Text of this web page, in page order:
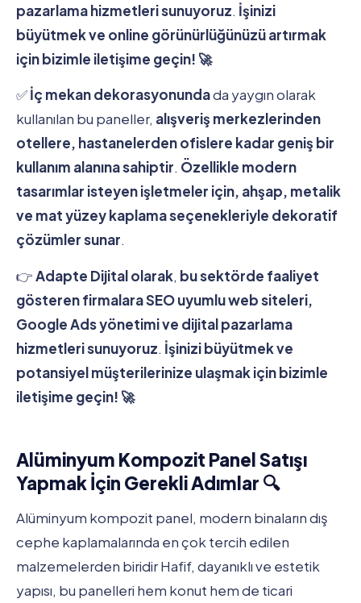
pazarlama hizmetleri sunuyoruz. İşinizi
büyütmek ve online görünürlüğünüzü artırmak
için bizimle iletişime geçin! 🚀
✅İç mekan dekorasyonundada yaygın olarak
kullanılan bu paneller, alışveriş merkezlerinden
otellere, hastanelerden ofislere kadar geniş bir
kullanım alanına sahiptir. Özellikle modern
tasarımlar isteyen işletmeler için, ahşap, metalik
ve mat yüzey kaplama seçenekleriyle dekoratif
çözümler sunar.
👉Adapte Dijital olarak, bu sektörde faaliyet
gösteren firmalara SEO uyumlu web siteleri,
Google Ads yönetimi ve dijital pazarlama
hizmetleri sunuyoruz. İşinizi büyütmek ve
potansiyel müşterilerinize ulaşmak için bizimle
iletişime geçin! 🚀
Alüminyum Kompozit Panel Satışı
Yapmak İçin Gerekli Adımlar 🔍
Alüminyum kompozit panel, modern binaların dış
cephe kaplamalarında en çok tercih edilen
malzemelerden biridir Hafif, dayanıklı ve estetik
yapısı, bu panelleri hem konut hem de ticari